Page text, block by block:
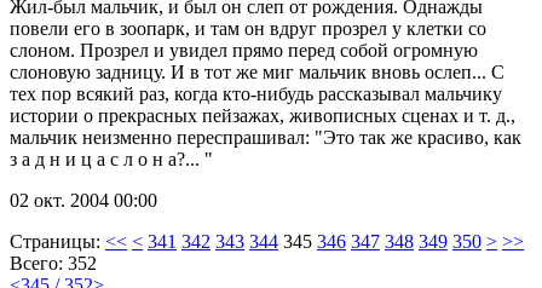
Жил-был мальчик, и был он слеп от рождения. Однажды
повели его в зоопарк, и там он вдруг прозрел у клетки со
слоном. Прозрел и увидел прямо перед собой огромную
слоновую задницу. И в тот же миг мальчик вновь ослеп... С
тех пор всякий раз, когда кто-нибудь рассказывал мальчику
истории о прекрасных пейзажах, живописных сценах и т. д.,
мальчик неизменно переспрашивал: "Это так же красиво, как
з а д н и ц а с л о н а?... "
02 окт. 2004 00:00
Страницы: << < 341 342 343 344 345 346 347 348 349 350 > >>
Всего: 352